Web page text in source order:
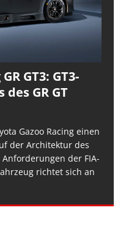
GT3: GT3-
GR GT
Gazoo Racing einen
der Architektur des
der FIA-
richtet sich an